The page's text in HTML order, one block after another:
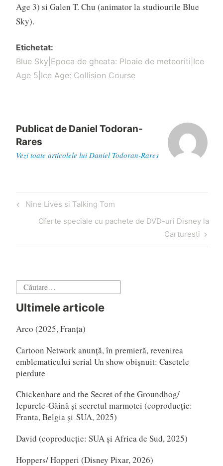
Age 3) si Galen T. Chu (animator la studiourile Blue
Sky).
Etichetat
Blue Sky|Epoca de gheata: Ploaie de meteoriti|Ice
Age 5|Ice Age: Collision Course
Publicat de Daniel Todoran-
Rares
Vezi toate articolele lui Daniel Todoran-Rares
Navigare
articole
Articol
anterior
Nine Lives si Talking Tom
Articol
Oferte speciale cu pachete de DVD-uri Disney la
Carturesti
Caută
Ultimele articole
Arco (2025, Franța)
Cartoon Network anunță, în premieră, revenirea
emblematicului serial Un show obișnuit: Casetele
pierdute
Chickenhare and the Secret of the Groundhog/
Iepurele-Găină și secretul marmotei (coproducție:
Franta, Belgia și SUA, 2025)
David (coproducție: SUA și Africa de Sud, 2025)
Hoppers/ Hopperi (Disney Pixar, 2026)